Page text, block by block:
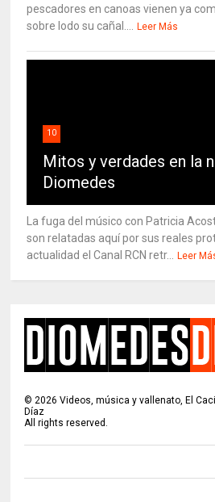
pescadores en canoas vienen ya
sobre lodo su cañal.... Leer Más
10
Mitos y verdades en la
Diomedes
La fuga del músico con Patricia
son relatadas aquí por sus reales
actualidad el Canal RCN retr... Leer
©2026 Videos, música y vallenato, El
Díaz
All rights reserved.